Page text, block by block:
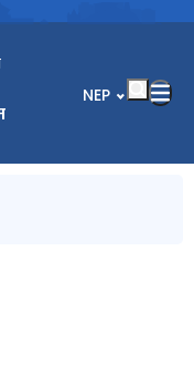
भाषा चयन गर्नुहोस्
NEP